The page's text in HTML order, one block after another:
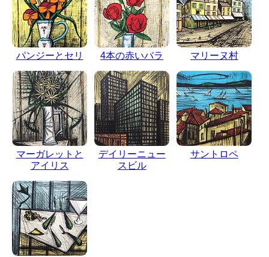
パンジーとセリ 4本の赤いバラ マリーヌ村
マーガレットと
アイリス
デイリーニュー
スビル
サントロペ